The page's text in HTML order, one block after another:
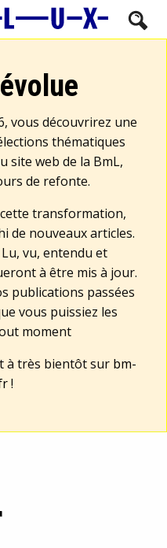
vous découvrirez une
thématiques
site web de la BmL,
de refonte.
transformation,
de nouveaux articles.
vu, entendu et
à être mis à jour.
publications passées
vous puissiez les
moment
à très bientôt sur bm-
!